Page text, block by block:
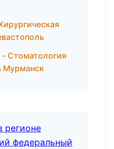
Стоматология
Мурманск
регионе
федеральный